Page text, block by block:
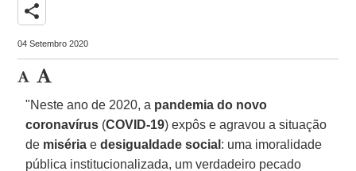
share
04 Setembro 2020
"Neste ano de 2020, a pandemia do novo
coronavírus (COVID-19) expôs e agravou a situação
de miséria edesigualdade social : uma imoralidade
pública institucionalizada, um verdadeiro pecado